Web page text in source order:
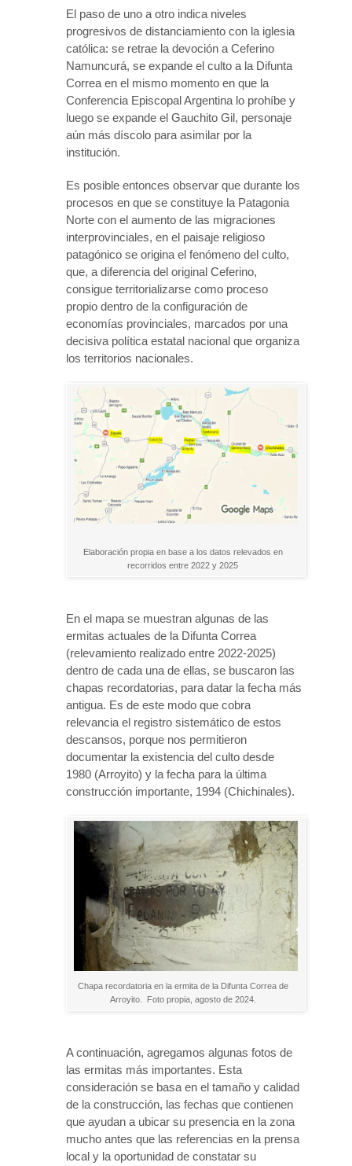
El paso de uno a otro indica niveles
progresivos de distanciamiento con la iglesia
católica: se retrae la devoción a Ceferino
Namuncurá, se expande el culto a la Difunta
Correa en el mismo momento en que la
Conferencia Episcopal Argentina lo prohíbe y
luego se expande el Gauchito Gil, personaje
aún más díscolo para asimilar por la
institución.
Es posible entonces observar que durante los
procesos en que se constituye la Patagonia
Norte con el aumento de las migraciones
interprovinciales, en el paisaje religioso
patagónico se origina el fenómeno del culto,
que, a diferencia del original Ceferino,
consigue territorializarse como proceso
propio dentro de la configuración de
economías provinciales, marcados por una
decisiva política estatal nacional que organiza
los territorios nacionales.
Elaboración propia en base a los datos relevados en
recorridos entre 2022 y 2025
En el mapa se muestran algunas de las
ermitas actuales de la Difunta Correa
(relevamiento realizado entre 2022-2025)
dentro de cada una de ellas, se buscaron las
chapas recordatorias, para datar la fecha más
antigua. Es de este modo que cobra
relevancia el registro sistemático de estos
descansos, porque nos permitieron
documentar la existencia del culto desde
1980 (Arroyito) y la fecha para la última
construcción importante, 1994 (Chichinales).
Chapa recordatoria en la ermita de la Difunta Correa de
Arroyito. Foto propia, agosto de 2024.
A continuación, agregamos algunas fotos de
las ermitas más importantes. Esta
consideración se basa en el tamaño y calidad
de la construcción, las fechas que contienen
que ayudan a ubicar su presencia en la zona
mucho antes que las referencias en la prensa
local y la oportunidad de constatar su